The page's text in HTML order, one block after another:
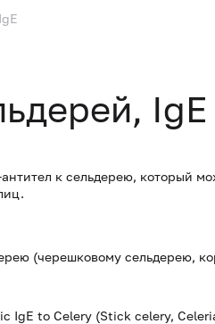
IgE
к сельдерею, который
(черешковому сельдерею,
IgE to Celery (Stick celery,